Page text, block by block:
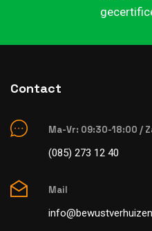
Contact
Ma-Vr: 09:30-18:00 /
(085) 273 12 40
Mail